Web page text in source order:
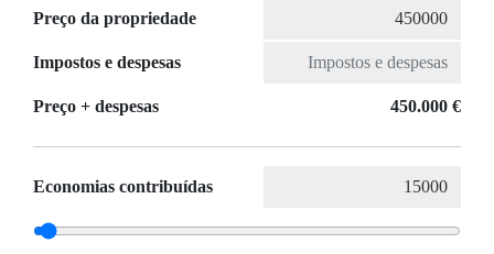
Preço da propriedade
Impostos e despesas
Preço + despesas 450.000 €
Economias contribuídas